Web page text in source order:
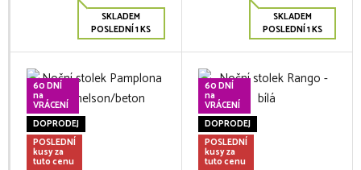
SKLADEM
POSLEDNÍ 1 KS
SKLADEM
POSLEDNÍ 1 KS
60 DNÍ
na
VRÁCENÍ
DOPRODEJ
POSLEDNÍ
kusy za
tuto cenu
60 DNÍ
na
VRÁCENÍ
DOPRODEJ
POSLEDNÍ
kusy za
tuto cenu